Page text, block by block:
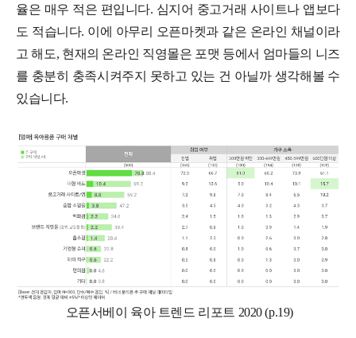
율은 매우 적은 편입니다. 심지어 중고거래 사이트나 앱보다
도 적습니다. 이에 아무리 오픈마켓과 같은 온라인 채널이라
고 해도, 현재의 온라인 직영몰은 포맷 등에서 엄마들의 니즈
를 충분히 충족시켜주지 못하고 있는 건 아닐까 생각해볼 수
있습니다.
오픈서베이 육아 트렌드 리포트 2020 (p.19)